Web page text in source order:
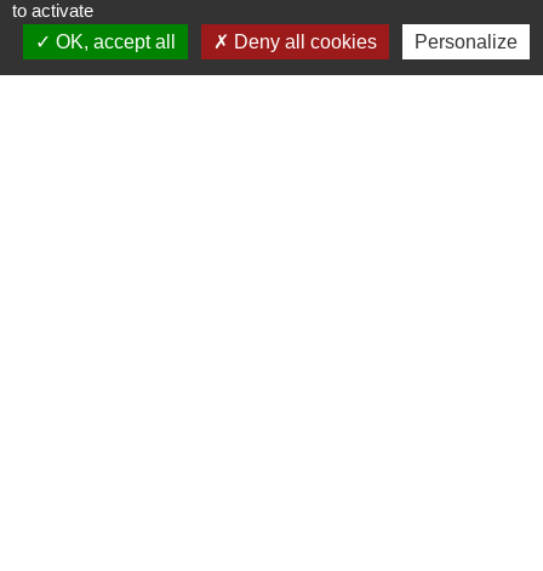
Signaler une erreur sur cette page
to activate
OK, accept all
Deny all cookies Personalize